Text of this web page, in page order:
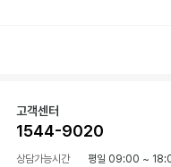
고객센터
1544-9020
상담가능시간 평일 09:00 ~